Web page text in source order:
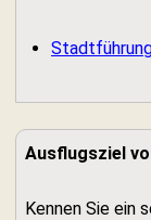
Ausflugsziel
Kennen Sie ein